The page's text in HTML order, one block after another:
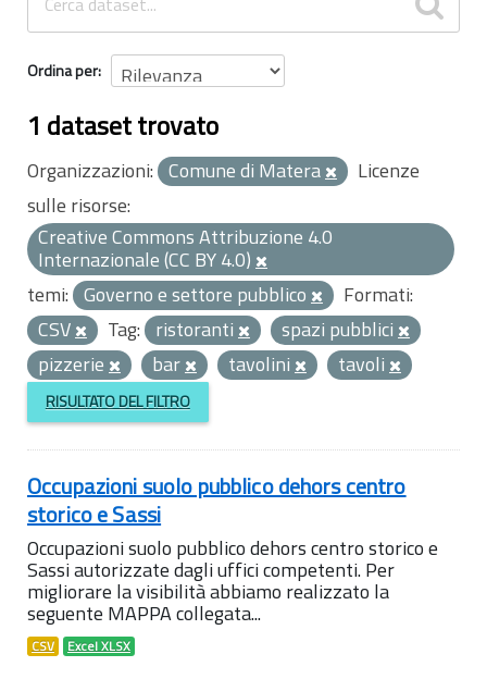
Ordina per
1 dataset trovato
Organizzazioni: Comune di Matera
Licenze
sulle risorse:
Creative Commons Attribuzione 4.0
Internazionale (CC BY 4.0)
temi: Governo e settore pubblico
Formati:
CSV
Tag: ristoranti
spazi pubblici
pizzerie
bar tavolini tavoli
RISULTATO DEL FILTRO
Occupazioni suolo pubblico dehors centro
storico e Sassi
Occupazioni suolo pubblico dehors centro storico e
Sassi autorizzate dagli uffici competenti. Per
migliorare la visibilità abbiamo realizzato la
seguente MAPPA collegata...
CSV Excel XLSX